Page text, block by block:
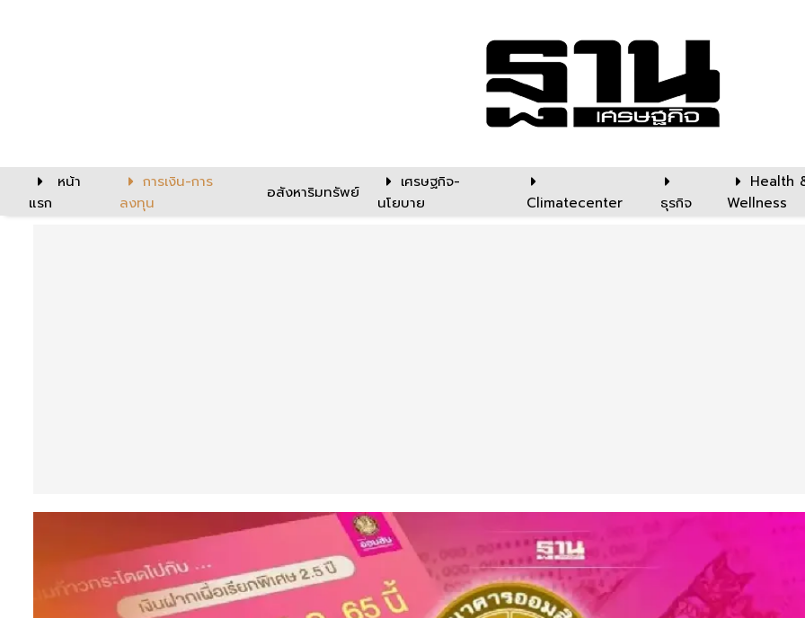
หน้า
แรก
การเงิน-การ
ลงทุน
อสังหาริมทรัพย์
เศรษฐกิจ-
นโยบาย
Climatecenter ธุรกิจ
Health
Wellness